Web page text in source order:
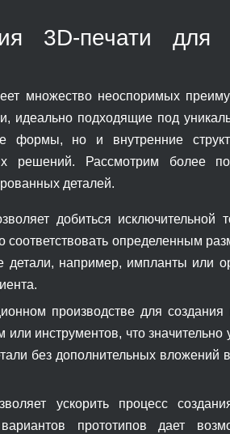
3D-печати для
множество неоспоримых
идеально подходящие под
формы, но и внутренние
решений. Рассмотрим более
деталей.
добиться
соответствовать определенным
детали, например, импланты или
производстве для создания
инструментов, что
без дополнительных вложений
ускорить процесс
прототипов дает